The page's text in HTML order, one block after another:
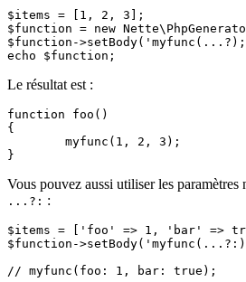
$items = [1, 2, 3];
$function = new
$function-
Le résultat est :
function foo()
{
Vous pouvez aussi utiliser les paramètres
...?: :
$items = ['foo' => 1, 'bar' =>
$function-